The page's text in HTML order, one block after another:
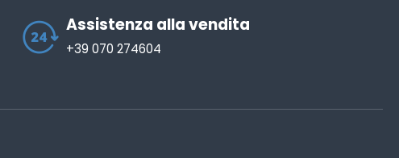
Assistenza alla vendita
+39 070 274604